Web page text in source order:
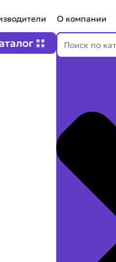
О компании
Поиск
Open Каталог